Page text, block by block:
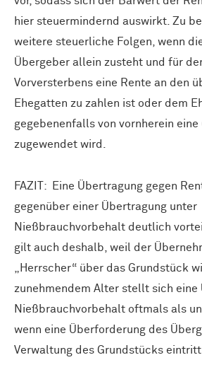
hier steuermindernd auswirkt. Zu
weitere steuerliche Folgen, wenn
Übergeber allein zusteht und für
Vorversterbens eine Rente an den
Ehegatten zu zahlen ist oder dem
gegebenenfalls von vornherein
zugewendet wird.
FAZIT: Eine Übertragung gegen
gegenüber einer Übertragung unter
Nießbrauchvorbehalt deutlich
gilt auch deshalb, weil der
„Herrscher“ über das Grundstück
zunehmendem Alter stellt sich eine
Nießbrauchvorbehalt oftmals als
wenn eine Überforderung des
Verwaltung des Grundstücks eintritt.